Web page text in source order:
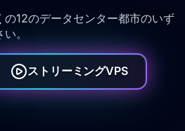
12のデータセンター都市のいず
。
ストリーミングVPS